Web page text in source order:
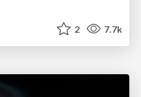
2 7.7k